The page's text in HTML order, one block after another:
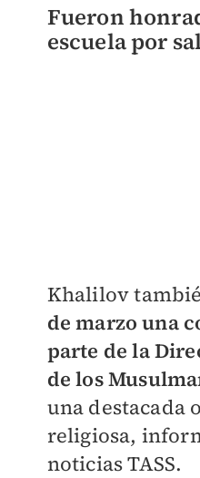
Fueron
escuela por
Khalilov
de marzo una
parte de la
de los
una destacada
religiosa,
noticias TASS.